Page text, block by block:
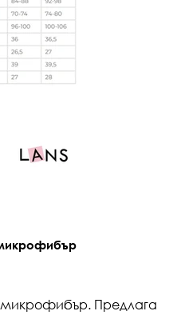
микрофибър. Предлага